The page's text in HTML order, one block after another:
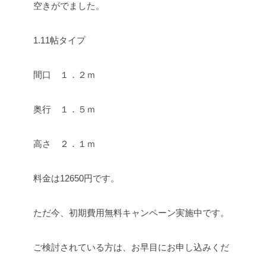
空きがでました。
1.11帖タイプ
間口 １．２ｍ
奥行 １．５ｍ
高さ ２．１ｍ
料金は12650円です。
ただ今、初期費用無料キャンペーン実施中です。
ご検討されている方は、お早目にお申し込みくだ